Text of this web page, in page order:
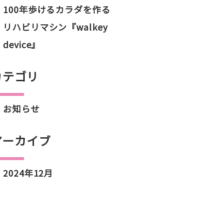
100年歩けるカラダを作る
リハビリマシン『walkey
device』
ゴリ
お知らせ
ーカイブ
2024年12月